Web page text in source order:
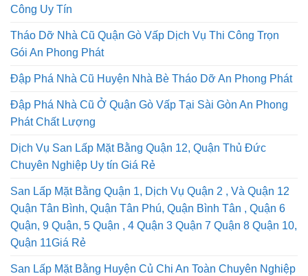
Công Uy Tín
Tháo Dỡ Nhà Cũ Quận Gò Vấp Dịch Vụ Thi Công Trọn
Gói An Phong Phát
Đập Phá Nhà Cũ Huyện Nhà Bè Tháo Dỡ An Phong Phát
Đập Phá Nhà Cũ Ở Quận Gò Vấp Tại Sài Gòn An Phong
Phát Chất Lượng
Dịch Vụ San Lấp Mặt Bằng Quận 12, Quận Thủ Đức
Chuyên Nghiệp Uy tín Giá Rẻ
San Lấp Mặt Bằng Quận 1, Dịch Vụ Quận 2 , Và Quận 12
Quận Tân Bình, Quận Tân Phú, Quận Bình Tân , Quận 6
Quận, 9 Quận, 5 Quận , 4 Quận 3 Quận 7 Quận 8 Quận 10,
Quận 11Giá Rẻ
San Lấp Mặt Bằng Huyện Củ Chi An Toàn Chuyên Nghiệp